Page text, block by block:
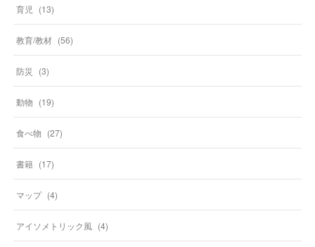
育児 (13)
教育/教材 (56)
防災 (3)
動物 (19)
食べ物 (27)
書籍 (17)
マップ (4)
アイソメトリック風 (4)